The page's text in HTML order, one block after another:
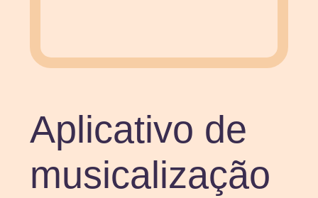
Aplicativo de
musicalização